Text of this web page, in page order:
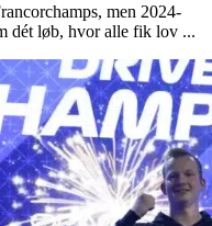
men 2024-
dét løb, hvor alle fik lov ...